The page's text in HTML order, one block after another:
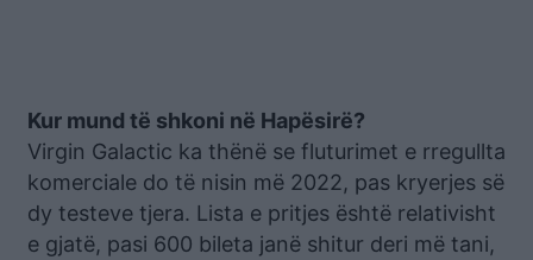
Kur mund të shkoni në Hapësirë?
Virgin Galactic ka thënë se fluturimet e rregullta
komerciale do të nisin më 2022, pas kryerjes së
dy testeve tjera. Lista e pritjes është relativisht
e gjatë, pasi 600 bileta janë shitur deri më tani,